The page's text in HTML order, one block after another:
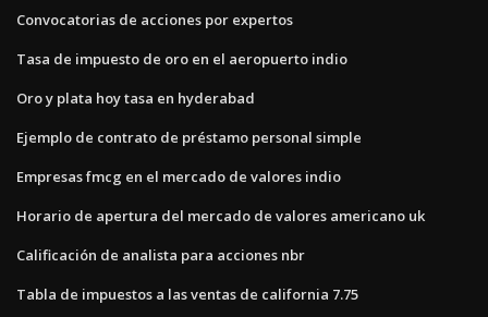
Convocatorias de acciones por expertos
Tasa de impuesto de oro en el aeropuerto indio
Oro y plata hoy tasa en hyderabad
Ejemplo de contrato de préstamo personal simple
Empresas fmcg en el mercado de valores indio
Horario de apertura del mercado de valores americano uk
Calificación de analista para acciones nbr
Tabla de impuestos a las ventas de california 7.75